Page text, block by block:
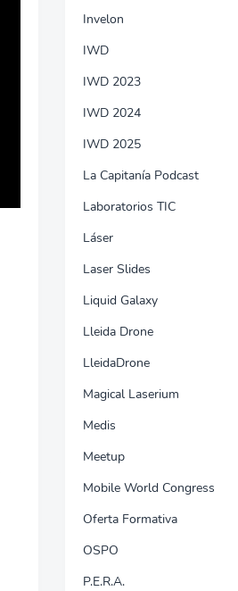
Invelon
IWD
IWD 2023
IWD 2024
IWD 2025
La Capitanía Podcast
Laboratorios TIC
Láser
Laser Slides
Liquid Galaxy
Lleida Drone
LleidaDrone
Magical Laserium
Medis
Meetup
Mobile World Congress
Oferta Formativa
OSPO
P.E.R.A.